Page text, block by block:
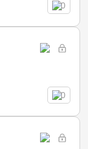
0
0